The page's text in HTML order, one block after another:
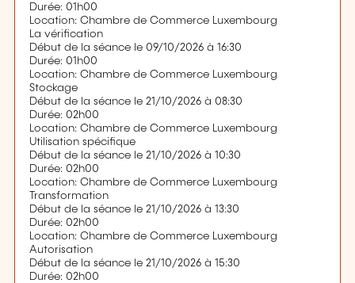
Durée: 01h00
Location: Chambre de Commerce Luxembourg
La vérification
Début de la séance le 09/10/2026 à 16:30
Durée: 01h00
Location: Chambre de Commerce Luxembourg
Stockage
Début de la séance le 21/10/2026 à 08:30
Durée: 02h00
Location: Chambre de Commerce Luxembourg
Utilisation spécifique
Début de la séance le 21/10/2026 à 10:30
Durée: 02h00
Location: Chambre de Commerce Luxembourg
Transformation
Début de la séance le 21/10/2026 à 13:30
Durée: 02h00
Location: Chambre de Commerce Luxembourg
Autorisation
Début de la séance le 21/10/2026 à 15:30
Durée: 02h00